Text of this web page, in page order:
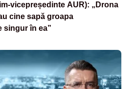
vicepreședinte AUR): „Drona
cine sapă groapa
singur în ea”